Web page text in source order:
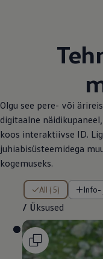
Olgu see pere- või
digitaalne
koos interaktiivse ID.
juhiabisüsteemidega
kogemuseks.
All (5)
/ Üksused
/ Üksused